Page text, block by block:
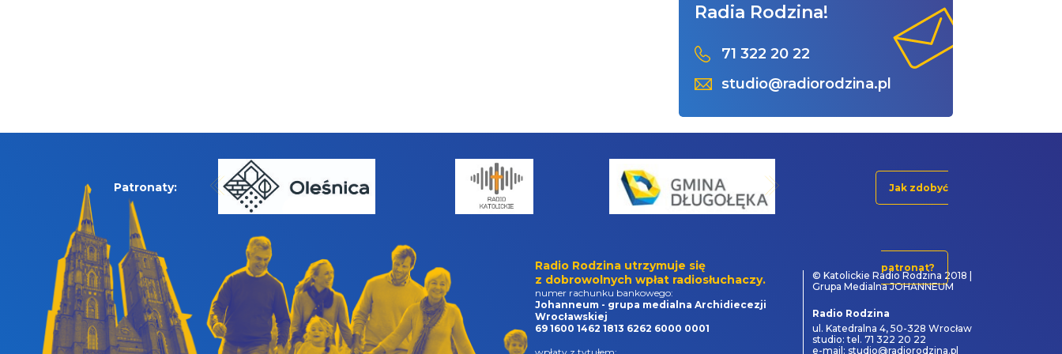
Radia Rodzina!
71 322 20 22
studio@radiorodzina.pl
Patronaty: Jak zdobyć
patronat?
Radio Rodzina utrzymuje się
z dobrowolnych wpłat radiosłuchaczy.
numer rachunku bankowego:
Johanneum - grupa medialna Archidiecezji
Wrocławskiej
69 1600 1462 1813 6262 6000 0001
© Katolickie Radio Rodzina 2018 |
Grupa Medialna JOHANNEUM
Radio Rodzina
ul. Katedralna 4, 50-328 Wrocław
studio: tel. 71 322 20 22
e-mail: studio@radiorodzina.pl